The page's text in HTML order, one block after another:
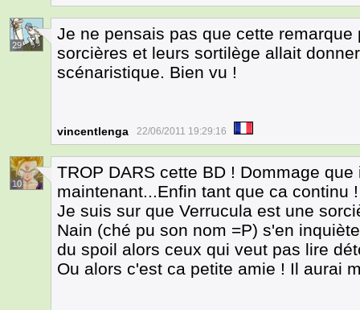
29
Je ne pensais pas que cette
sorcières et leurs sortilège allait
scénaristique. Bien vu !
vincentlenga 22/06/2011 19:29:16
10
TROP DARS cette BD ! Dommage
maintenant...Enfin tant que ca continu !
Je suis sur que Verrucula est une
Nain (ché pu son nom =P) s'en
du spoil alors ceux qui veut pas lire
Ou alors c'est ca petite amie ! Il aurai